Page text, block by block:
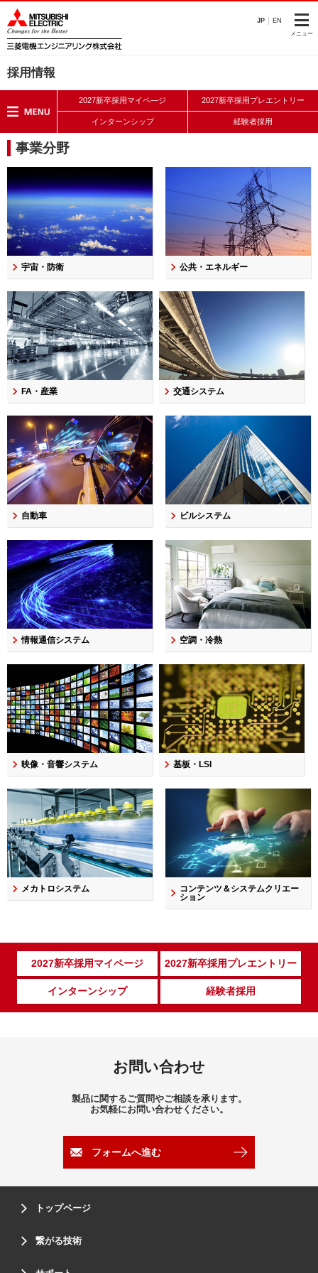
JP EN
メニュー
採用情報
2027新卒採用マイペ―ジ 2027新卒採用プレエントリー
インターンシップ 経験者採用
事業分野
宇宙・防衛 公共・エネルギー
FA・産業 交通システム
自動車 ビルシステム
情報通信システム 空調・冷熱
映像・音響システム 基板・LSI
メカトロシステム
コンテンツ＆システムクリエー
ション
2027新卒採用マイページ 2027新卒採用プレエントリー
インターンシップ 経験者採用
お問い合わせ
製品に関するご質問やご相談を承ります。
お気軽にお問い合わせください。
フォームへ進む
トップページ
繋がる技術